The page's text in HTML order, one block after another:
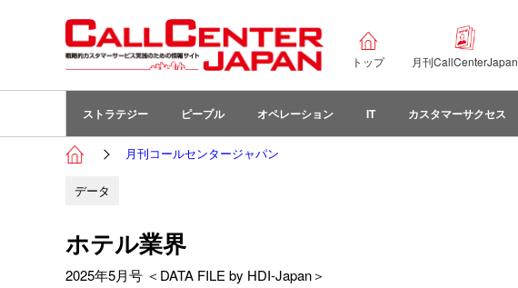
トップ 月刊CallCenterJapan
ストラテジー ピープル オペレーション IT カスタマーサクセス
月刊コールセンタージャパン
データ
ホテル業界
2025年5月号 ＜DATA FILE by HDI-Japan＞